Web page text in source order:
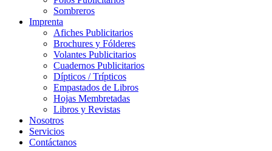
Sombreros
Imprenta
Afiches Publicitarios
Brochures y Fólderes
Volantes Publicitarios
Cuadernos Publicitarios
Dípticos / Trípticos
Empastados de Libros
Hojas Membretadas
Libros y Revistas
Nosotros
Servicios
Contáctanos